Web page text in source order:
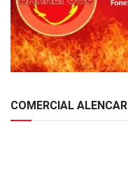
COMERCIAL ALENCAR